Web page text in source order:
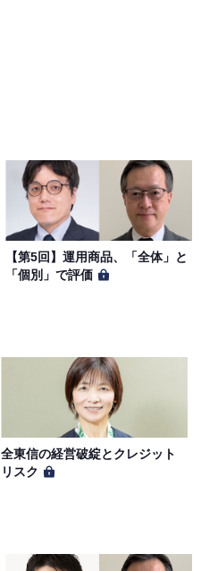
【第5回】運用商品、「全体」と
「個別」で評価
全東信の経営破綻とクレジット
リスク